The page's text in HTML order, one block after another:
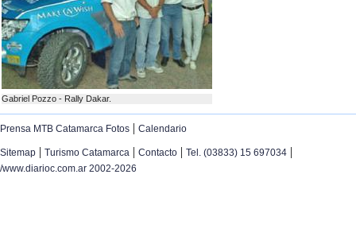
Gabriel Pozzo - Rally Dakar.
Prensa MTB Catamarca Fotos | Calendario
Sitemap | Turismo Catamarca | Contacto | Tel. (03833) 15 697034 |
/www.diarioc.com.ar 2002-2026